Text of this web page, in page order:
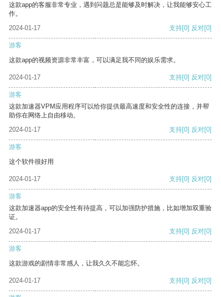
这款app的客服非常专业，遇到问题总是能够及时解决，让我能够安心工
作。
2024-01-17
支持[0] 反对[0]
游客
这款app的视频资源非常丰富，可以满足我不同的娱乐需求。
2024-01-17 支持[0] 反对[0]
游客
这款加速器VPM应用程序可以给你提供最高速度和安全性的连接，并帮
助你在网络上自由移动。
2024-01-17
支持[0] 反对[0]
游客
这个软件很好用
2024-01-17 支持[0] 反对[0]
游客
这款加速器app的安全性有待提高，可以加强防护措施，比如增加双重验
证。
2024-01-17
支持[0] 反对[0]
游客
这款游戏的剧情非常感人，让我久久不能忘怀。
2024-01-17 支持[0] 反对[0]